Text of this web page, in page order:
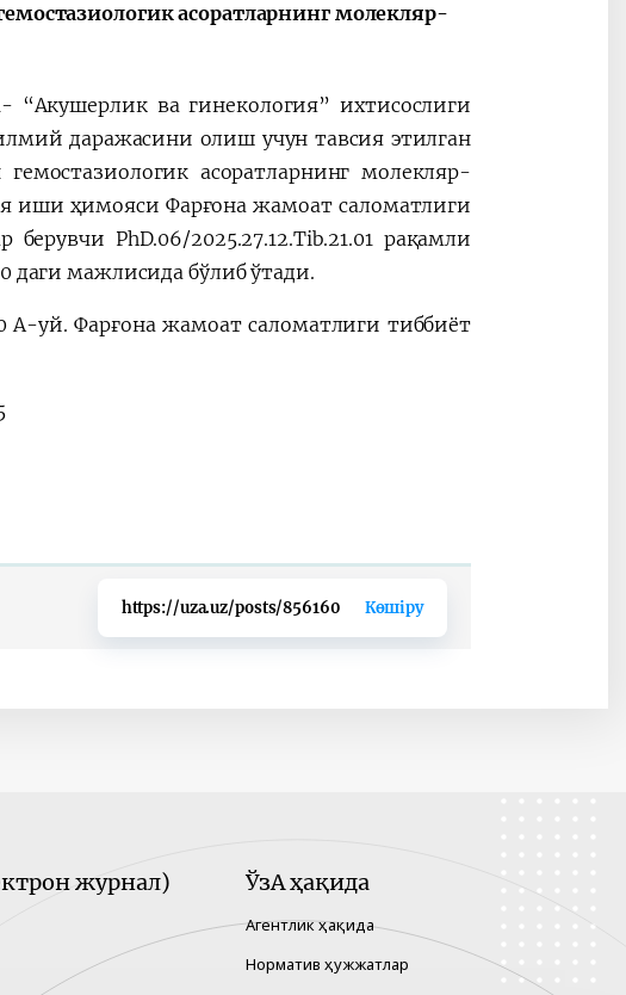
асоратларнинг молекляр-
“Aкушерлик ва гинекология” ихтисослиги
даражасини олиш учун тавсия этилган
асоратларнинг молекляр-
иши ҳимояси Фарғона жамоат саломатлиги
PhD.06/2025.27.12.Tib.21.01 рақамли
даги мажлисида бўлиб ўтади.
A-уй. Фарғона жамоат саломатлиги тиббиёт
https://uza.uz/posts/856160 Көшіру
журнал) ЎзА ҳақида
Агентлик ҳақида
Норматив ҳужжатлар